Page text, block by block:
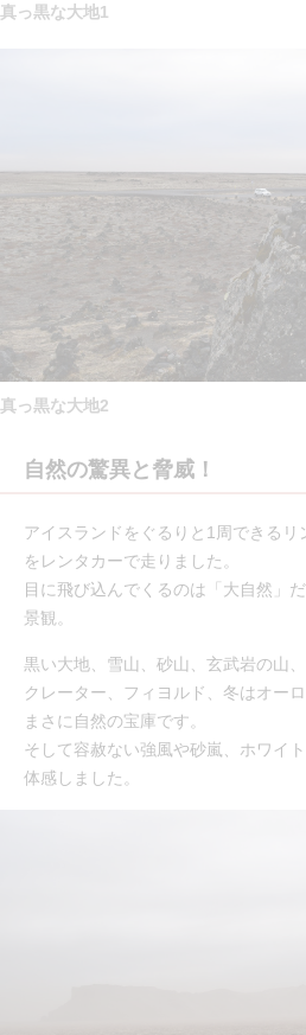
真っ黒な大地1
真っ黒な大地2
自然の驚異と脅威！
アイスランドをぐるりと1周できる
をレンタカーで走りました。
目に飛び込んでくるのは「大自然」
景観。
黒い大地、雪山、砂山、玄武岩の山
クレーター、フィヨルド、冬はオーロ
まさに自然の宝庫です。
そして容赦ない強風や砂嵐、ホワイ
体感しました。